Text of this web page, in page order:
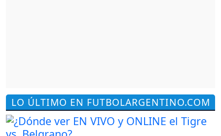
LO ÚLTIMO EN FUTBOLARGENTINO.COM